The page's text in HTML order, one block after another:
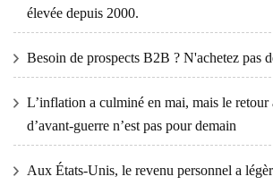
élevée depuis 2000.
Besoin de prospects B2B ? N'achetez pas
L’inflation a culminé en mai, mais le
d’avant-guerre n’est pas pour demain
Aux États-Unis, le revenu personnel a